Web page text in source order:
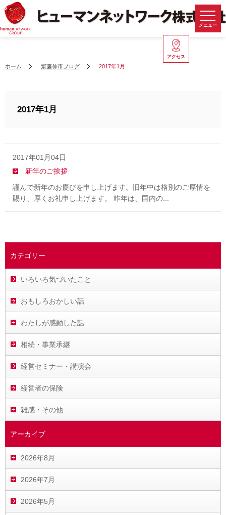
メニュー
アクセス
ホーム 齋藤伸市ブログ 2017年1月
2017年1月
カテゴリー
いろいろ気づいたこと
おもしろおかしい話
わたしが感動した話
相続・事業承継
経営セミナー・講演会
経営者の保険
雑感・その他
アーカイブ
2026年8月
2026年7月
2026年5月
2017年01月04日
新年のご挨拶
謹んで新年のお慶びを申し上げます。旧年中は格別のご厚情を
賜り、厚くお礼申し上げます。 昨年は、国内の...